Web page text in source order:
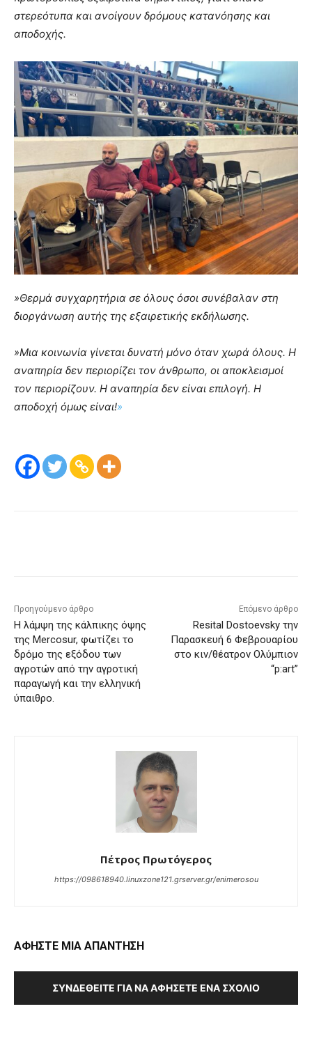
στερεότυπα και ανοίγουν δρόμους κατανόησης και
αποδοχής.
»Θερμά συγχαρητήρια σε όλους όσοι συνέβαλαν στη
διοργάνωση αυτής της εξαιρετικής εκδήλωσης.
»Μια κοινωνία γίνεται δυνατή μόνο όταν χωρά όλους. Η
αναπηρία δεν περιορίζει τον άνθρωπο, οι αποκλεισμοί
τον περιορίζουν. Η αναπηρία δεν είναι επιλογή. Η
αποδοχή όμως είναι!»
Προηγούμενο άρθρο
Η λάμψη της κάλπικης όψης
της Mercosur, φωτίζει το
δρόμο της εξόδου των
αγροτών από την αγροτική
παραγωγή και την ελληνική
ύπαιθρο.
Επόμενο άρθρο
Resital Dostoevsky την
Παρασκευή 6 Φεβρουαρίου
στο κιν/θέατρον Ολύμπιον
“p:art”
Πέτρος Πρωτόγερος
https://098618940.linuxzone121.grserver.gr/enimerosou
ΑΦΗΣΤΕ ΜΙΑ ΑΠΑΝΤΗΣΗ
ΣΥΝΔΕΘΕΊΤΕ ΓΙΑ ΝΑ ΑΦΉΣΕΤΕ ΈΝΑ ΣΧΌΛΙΟ